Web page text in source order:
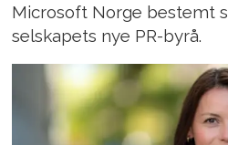
Microsoft Norge bestemt
selskapets nye PR-byrå.